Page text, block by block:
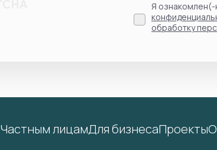
Я ознакомлен(-
обработку
Частным лицамДля бизнесаПроекты